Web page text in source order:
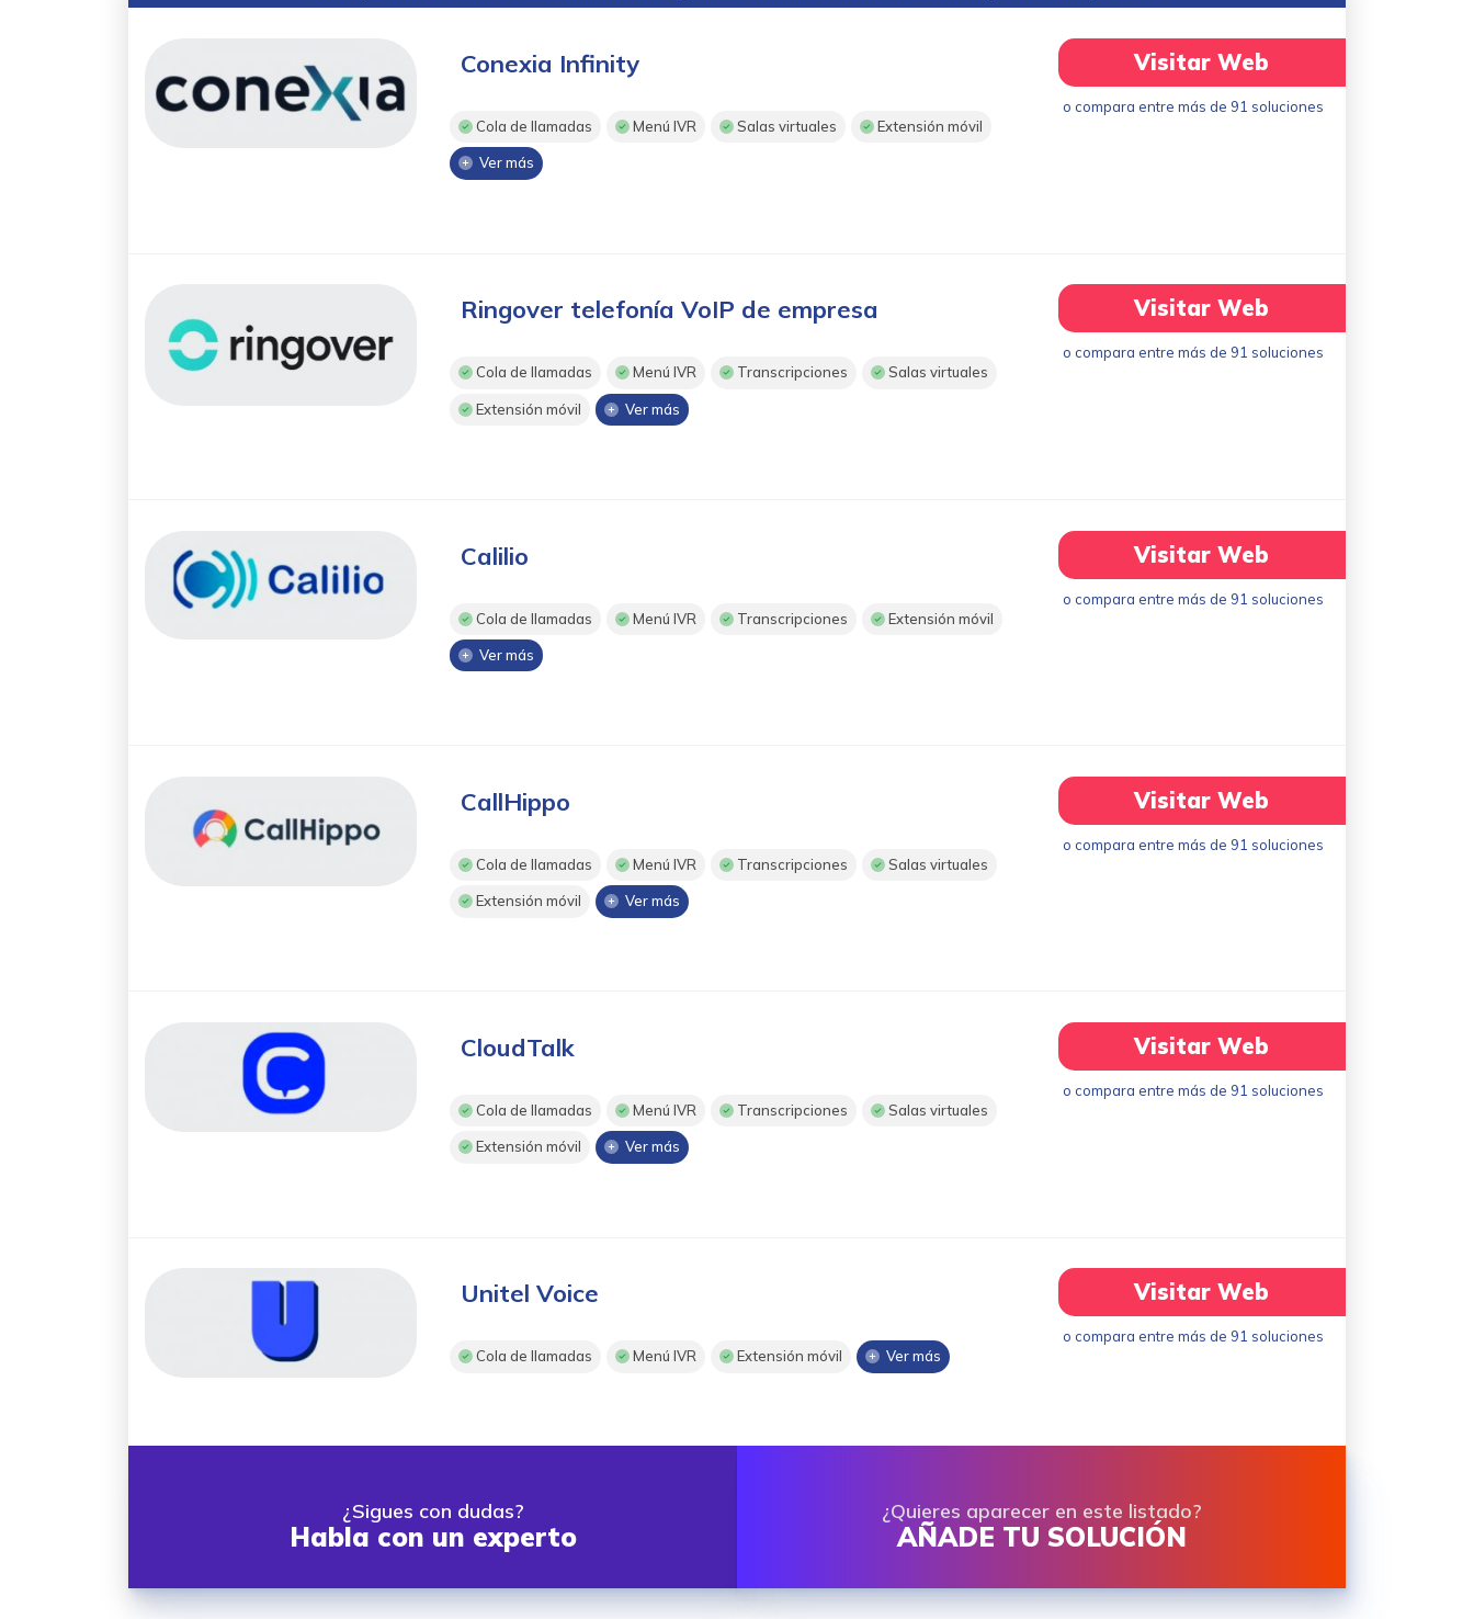
Conexia Infinity
Cola de llamadas Menú IVR Salas virtuales Extensión móvil
Ver más
Visitar Web
o compara entre más de 91 soluciones
Ringover telefonía VoIP de empresa
Cola de llamadas Menú IVR Transcripciones Salas virtuales
Extensión móvil Ver más
Visitar Web
o compara entre más de 91 soluciones
Calilio
Cola de llamadas Menú IVR Transcripciones Extensión móvil
Ver más
Visitar Web
o compara entre más de 91 soluciones
CallHippo
Cola de llamadas Menú IVR Transcripciones Salas virtuales
Extensión móvil Ver más
Visitar Web
o compara entre más de 91 soluciones
CloudTalk
Cola de llamadas Menú IVR Transcripciones Salas virtuales
Extensión móvil Ver más
Visitar Web
o compara entre más de 91 soluciones
Unitel Voice
Cola de llamadas Menú IVR Extensión móvil Ver más
Visitar Web
o compara entre más de 91 soluciones
¿Sigues con dudas?
Habla con un experto
¿Quieres aparecer en este listado?
AÑADE TU SOLUCIÓN